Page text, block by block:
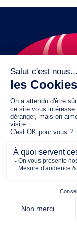
Le fonds de
jouer un rôle dans
pour tous.
2/4 place de l’Abbé
75637 PARIS
01 40 78 06 56
Nous contacter
Qui sommes-nous